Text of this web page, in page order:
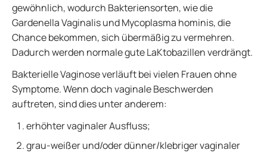
gewöhnlich, wodurch Bakteriensorten, wie die
Gardenella Vaginalis und Mycoplasma hominis, die
Chance bekommen, sich übermäßig zu vermehren.
Dadurch werden normale gute LaKtobazillen verdrängt.
Bakterielle Vaginose verläuft bei vielen Frauen ohne
Symptome. Wenn doch vaginale Beschwerden
auftreten, sind dies unter anderem:
erhöhter vaginaler Ausfluss;
grau-weißer und/oder dünner/klebriger vaginaler